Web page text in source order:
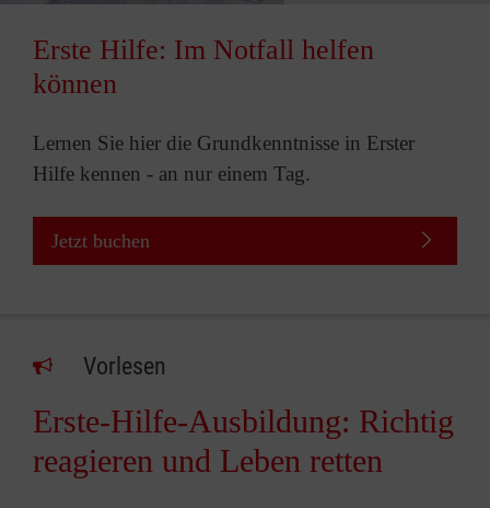
Erste Hilfe: Im Notfall helfen
können
Lernen Sie hier die Grundkenntnisse in Erster
Hilfe kennen - an nur einem Tag.
Jetzt buchen
Vorlesen
Erste-Hilfe-Ausbildung: Richtig
reagieren und Leben retten